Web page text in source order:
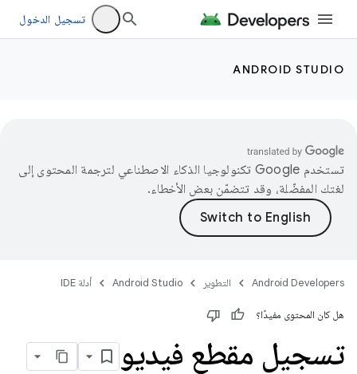
تسجيل الدخول
ANDROID STUDIO
تستخدم Google تكنولوجيا الذكاء الاصطناعي لترجمة المحتوى إلى
لغتك المفضّلة، وقد تتضمّن بعض الأخطاء.
Android Developers التطوير Android Studio أدلة IDE
هل كان المحتوى مفيدًا؟
تسجيل مقطع فيديو